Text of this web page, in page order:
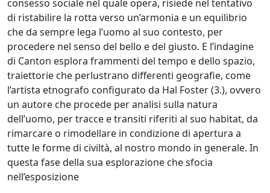
consesso sociale nel quale opera, risiede nel tentativo
di ristabilire la rotta verso un’armonia e un equilibrio
che da sempre lega l’uomo al suo contesto, per
procedere nel senso del bello e del giusto. E l’indagine
di Canton esplora frammenti del tempo e dello spazio,
traiettorie che perlustrano differenti geografie, come
l’artista etnografo configurato da Hal Foster (3.), ovvero
un autore che procede per analisi sulla natura
dell’uomo, per tracce e transiti riferiti al suo habitat, da
rimarcare o rimodellare in condizione di apertura a
tutte le forme di civiltà, al nostro mondo in generale. In
questa fase della sua esplorazione che sfocia
nell’esposizione